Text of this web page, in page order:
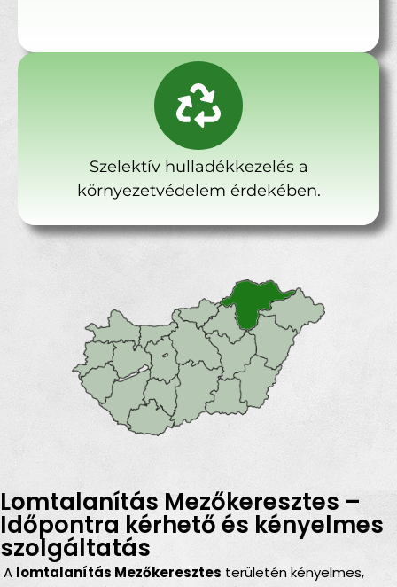
Szelektív hulladékkezelés a
környezetvédelem érdekében.
Lomtalanítás Mezőkeresztes –
Időpontra kérhető és kényelmes
szolgáltatás
A lomtalanítás Mezőkeresztes területén kényelmes,